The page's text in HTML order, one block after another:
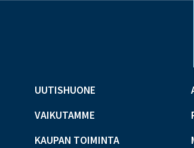
UUTISHUONE
VAIKUTAMME
KAUPAN TOIMINTA